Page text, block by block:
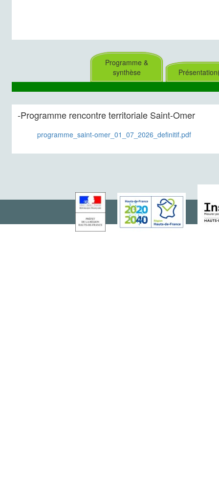
Programme &
synthèse
-Programme rencontre territoriale Saint-Omer
programme_saint-omer_01_07_2026_definitif.pdf